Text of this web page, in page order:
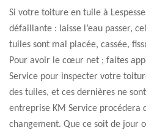
Si votre toiture en tuile à
défaillante : laisse l’eau passer,
tuiles sont mal placée, cassée,
Pour avoir le cœur net ; faites
Service pour inspecter votre
des tuiles, et ces dernières ne
entreprise KM Service procédera
changement. Que ce soit de jour